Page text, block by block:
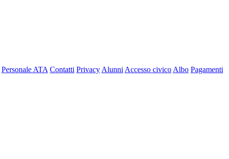
Personale ATA Contatti Privacy Alunni Accesso civico Albo Pagamenti